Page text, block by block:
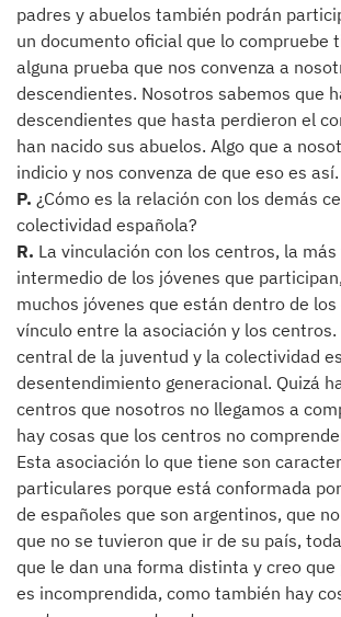
padres y abuelos también podrán
un documento oficial que lo compruebe
alguna prueba que nos convenza a
descendientes. Nosotros sabemos que
descendientes que hasta perdieron el
han nacido sus abuelos. Algo que a
indicio y nos convenza de que eso es así.
P. ¿Cómo es la relación con los demás
colectividad española?
R. La vinculación con los centros, la
intermedio de los jóvenes que
muchos jóvenes que están dentro de
vínculo entre la asociación y los centros.
central de la juventud y la colectividad
desentendimiento generacional. Quizá
centros que nosotros no llegamos a
hay cosas que los centros no
Esta asociación lo que tiene son
particulares porque está conformada
de españoles que son argentinos, que
que no se tuvieron que ir de su país,
que le dan una forma distinta y creo que
es incomprendida, como también hay